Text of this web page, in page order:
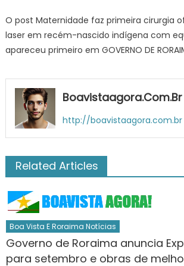
O post Maternidade faz primeira cirurgia
laser em recém-nascido indígena com
apareceu primeiro em GOVERNO DE
Boavistaagora.com.br
http://boavistaagora.com.br
Related Articles
Boa Vista E Roraima Notícias
Governo de Roraima anuncia
para setembro e obras de